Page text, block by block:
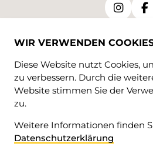
© 2026 • Luzerner
WIR VERWENDEN
Diese Website nutzt Cookies,
zu verbessern. Durch die
Website stimmen Sie der
zu.
Weitere Informationen finden
Datenschutzerklärung